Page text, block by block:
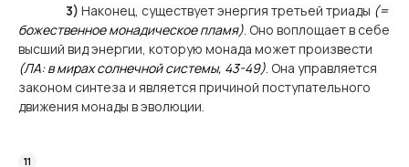
3) Наконец, существует энергия третьей триады (=
божественное монадическое пламя) . Оно воплощает в себе
высший вид энергии, которую монада может произвести
(ЛА: в мирах солнечной системы, 43-49) . Она управляется
законом синтеза и является причиной поступательного
движения монады в эволюции.